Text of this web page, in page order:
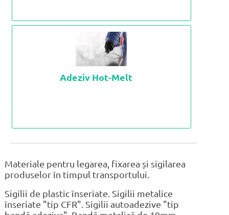
Materiale pentru legarea, fixarea și sigilarea
produselor în timpul transportului.
Sigilii de plastic înseriate. Sigilii metalice
înseriate "tip CFR". Sigilii autoadezive "tip
Adeziv Hot-Melt